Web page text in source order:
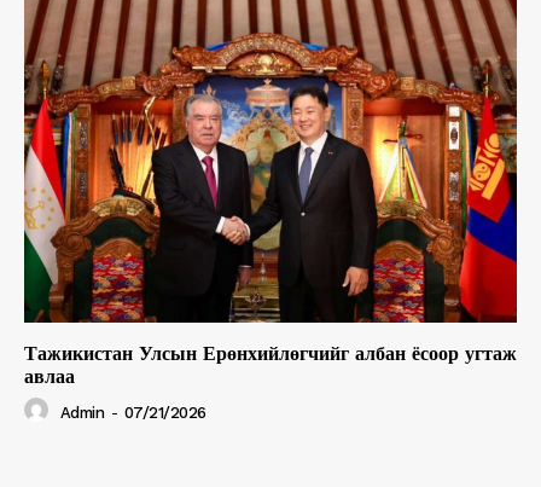
Тажикистан Улсын Ерөнхийлөгчийг албан ёсоор угтаж
авлаа
Admin - 07/21/2026